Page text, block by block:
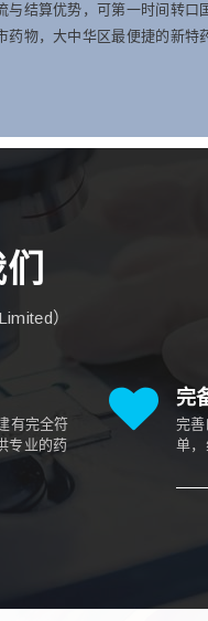
与结算优势，可第一时间转口
药物，大中华区最便捷的新特
）
有完全符
专业的药
完
完
单